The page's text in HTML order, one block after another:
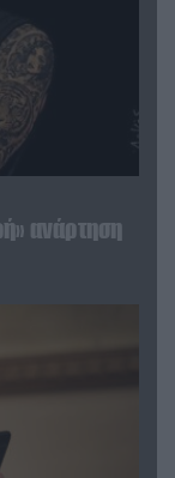
ανάρτηση